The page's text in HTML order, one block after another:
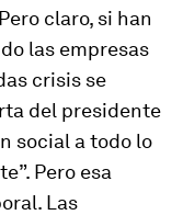
claro, si han
las empresas
crisis se
del presidente
social a todo lo
Pero esa
Las